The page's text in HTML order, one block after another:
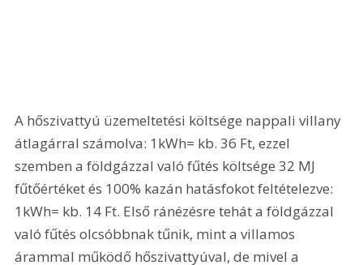
A hőszivattyú üzemeltetési költsége nappali villany
átlagárral számolva: 1kWh= kb. 36 Ft, ezzel
szemben a földgázzal való fűtés költsége 32 MJ
fűtőértéket és 100% kazán hatásfokot feltételezve:
1kWh= kb. 14 Ft. Első ránézésre tehát a földgázzal
való fűtés olcsóbbnak tűnik, mint a villamos
árammal működő hőszivattyúval, de mivel a